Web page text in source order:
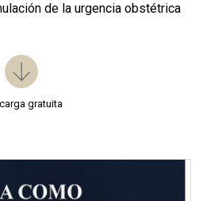
de la urgencia obstétrica
gratuita